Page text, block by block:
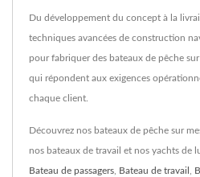
Du développement du concept à la
techniques avancées de construction
pour fabriquer des bateaux de pêche
qui répondent aux exigences
chaque client.
Découvrez nos bateaux de pêche sur
nos bateaux de travail et nos yachts de
Bateau de passagers, Bateau de travail ,